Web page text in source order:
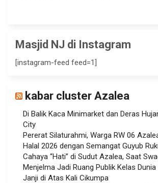
Masjid NJ di Instagram
[instagram-feed feed=1]
kabar cluster Azalea
Di Balik Kaca Minimarket dan Deras
City
Pererat Silaturahmi, Warga RW 06
Halal 2026 dengan Semangat Guyub
Cahaya “Hati” di Sudut Azalea, Saat
Menjelma Jadi Ruang Publik Kelas Dunia
Janji di Atas Kali Cikumpa